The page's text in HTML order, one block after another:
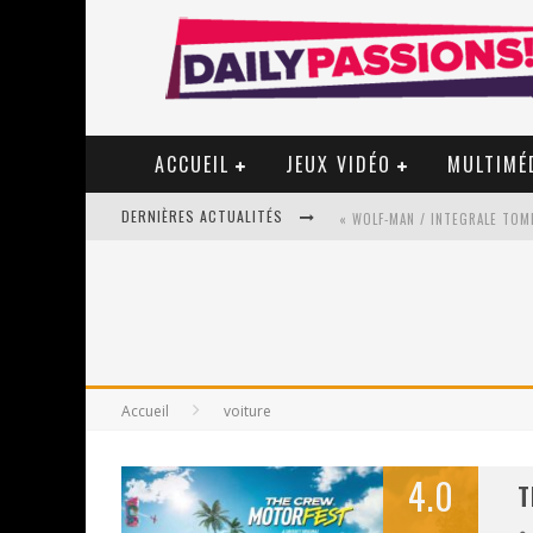
ACCUEIL JEUX VIDÉO
DERNIÈRES ACTUALITÉS « WOLF-MAN / INTEGRALE
PSYRIVER 2026 : LA MAGIE
« MOFUSAND / PARLER
Accueil voiture
4.0